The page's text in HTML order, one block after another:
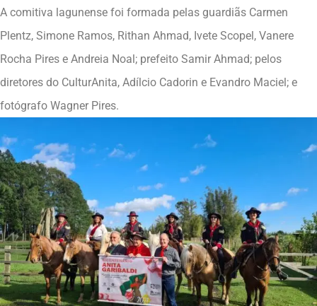
A comitiva lagunense foi formada pelas guardiãs Carmen
Plentz, Simone Ramos, Rithan Ahmad, Ivete Scopel, Vanere
Rocha Pires e Andreia Noal; prefeito Samir Ahmad; pelos
diretores do CulturAnita, Adílcio Cadorin e Evandro Maciel; e
fotógrafo Wagner Pires.